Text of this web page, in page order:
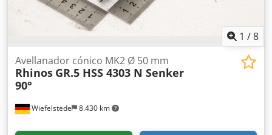
1 /8
Wiefelstede 8.430 km
Avellanador cónico MK2 Ø 50 mm
Rhinos GR.5 HSS 4303 N Senker
90°